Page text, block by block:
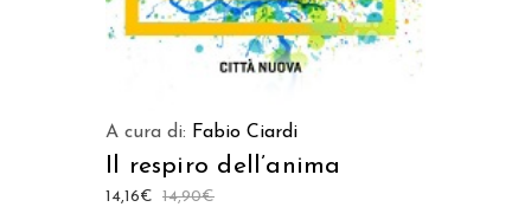
A cura di: Fabio Ciardi
Il respiro dell’anima
14,90€
14,16€